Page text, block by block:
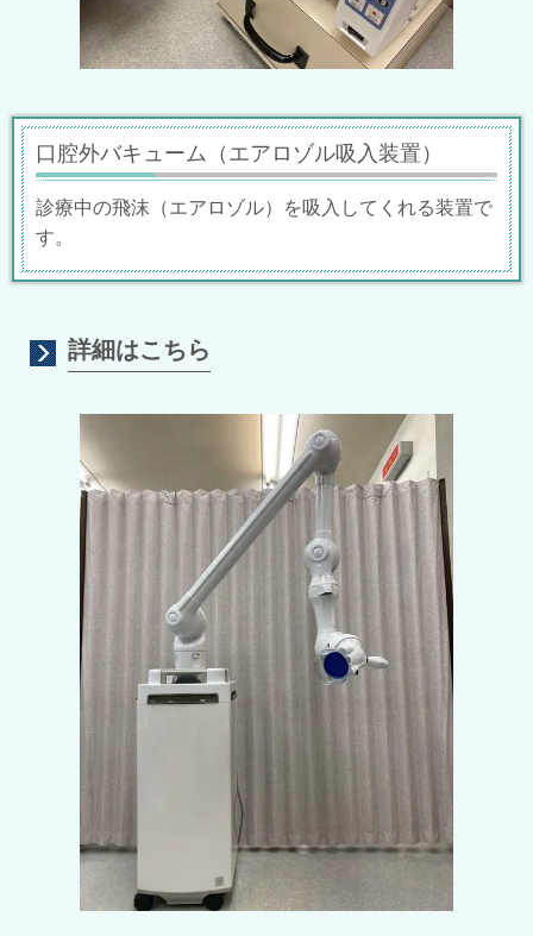
口腔外バキューム（エアロゾル吸入装置）
診療中の飛沫（エアロゾル）を吸入してくれる装置で
す。
詳細はこちら